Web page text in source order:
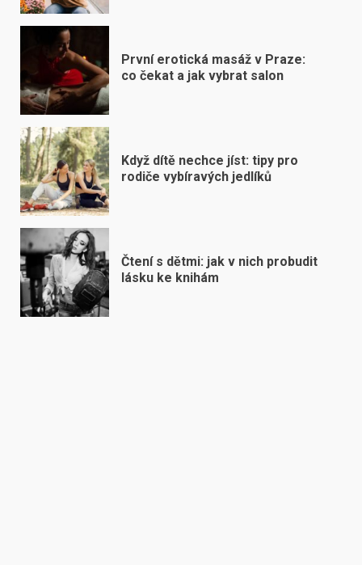
První erotická masáž v Praze:
co čekat a jak vybrat salon
Když dítě nechce jíst: tipy pro
rodiče vybíravých jedlíků
Čtení s dětmi: jak v nich probudit
lásku ke knihám